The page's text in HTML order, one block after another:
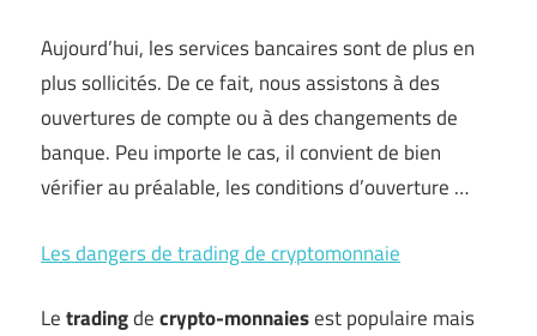
Aujourd’hui, les services bancaires sont de plus en
plus sollicités. De ce fait, nous assistons à des
ouvertures de compte ou à des changements de
banque. Peu importe le cas, il convient de bien
vérifier au préalable, les conditions d’ouverture …
Les dangers de trading de cryptomonnaie
Letradingdecrypto-monnaiesest populaire mais